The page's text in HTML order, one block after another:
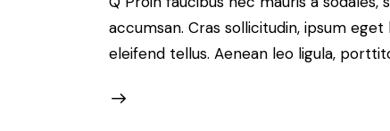
accumsan. Cras sollicitudin, ipsum
eleifend tellus. Aenean leo ligula,